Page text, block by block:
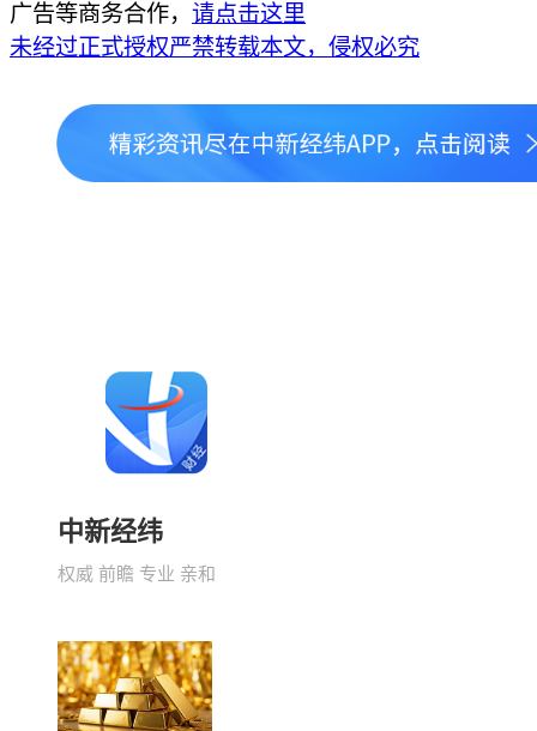
广告等商务合作， 请点击这里
未经过正式授权严禁转载本文，侵权必究
中新经纬
权威 前瞻 专业 亲和